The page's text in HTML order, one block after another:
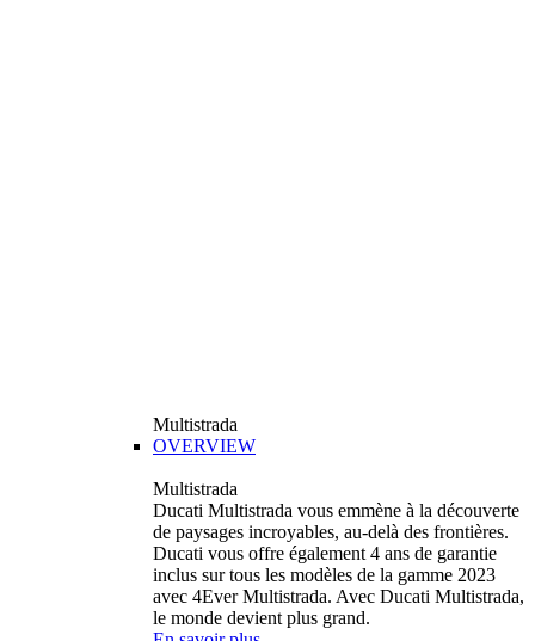
Multistrada
OVERVIEW
Multistrada
Ducati Multistrada vous emmène à la découverte
de paysages incroyables, au-delà des frontières.
Ducati vous offre également 4 ans de garantie
inclus sur tous les modèles de la gamme 2023
avec 4Ever Multistrada. Avec Ducati Multistrada,
le monde devient plus grand.